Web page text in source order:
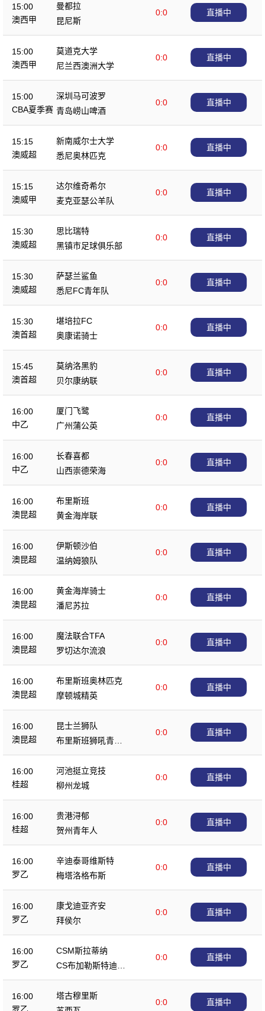
15:00
澳西甲
曼都拉
0:0
昆尼斯
直播中
15:00
澳西甲
莫道克大学
0:0
尼兰西澳洲大学
直播中
15:00
CBA夏季赛
深圳马可波罗
0:0
青岛崂山啤酒
直播中
15:15
澳威超
新南威尔士大学
0:0
悉尼奥林匹克
直播中
15:15
澳威甲
达尔维奇希尔
0:0
麦克亚瑟公羊队
直播中
15:30
澳威超
思比瑞特
0:0
黑镇市足球俱乐部
直播中
15:30
澳威超
萨瑟兰鲨鱼
0:0
悉尼FC青年队
直播中
15:30
澳首超
堪培拉FC
0:0
奥康诺骑士
直播中
15:45
澳首超
莫纳洛黑豹
0:0
贝尔康纳联
直播中
16:00
中乙
厦门飞鹭
0:0
广州蒲公英
直播中
16:00
中乙
长春喜都
0:0
山西崇德荣海
直播中
16:00
澳昆超
布里斯班
0:0
黄金海岸联
直播中
16:00
澳昆超
伊斯顿沙伯
0:0
温纳姆狼队
直播中
16:00
澳昆超
黄金海岸骑士
0:0
潘尼苏拉
直播中
16:00
澳昆超
魔法联合TFA
0:0
罗切达尔流浪
直播中
16:00
澳昆超
布里斯班奥林匹克
0:0
摩顿城精英
直播中
16:00
澳昆超
昆士兰狮队
0:0
布里斯班狮吼青年
队
直播中
16:00
桂超
河池挺立竞技
0:0
柳州龙城
直播中
16:00
桂超
贵港浔郁
0:0
贺州青年人
直播中
16:00
罗乙
辛迪泰哥维斯特
0:0
梅塔洛格布斯
直播中
16:00
罗乙
康戈迪亚齐安
0:0
拜侯尔
直播中
16:00
罗乙
CSM斯拉蒂纳
0:0
CS布加勒斯特迪纳
摩
直播中
16:00
塔古穆里斯
0:0
直播中